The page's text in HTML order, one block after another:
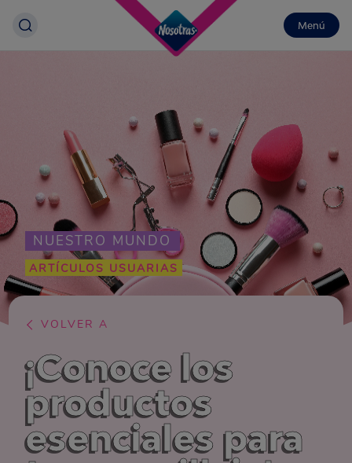
Menú
NUESTRO MUNDO
ARTÍCULOS USUARIAS
VOLVER A
¡Conoce los
productos
esenciales para